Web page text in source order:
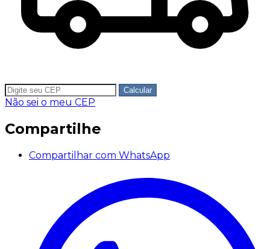
Calcular
Não sei o meu CEP
Compartilhe
Compartilhar com WhatsApp